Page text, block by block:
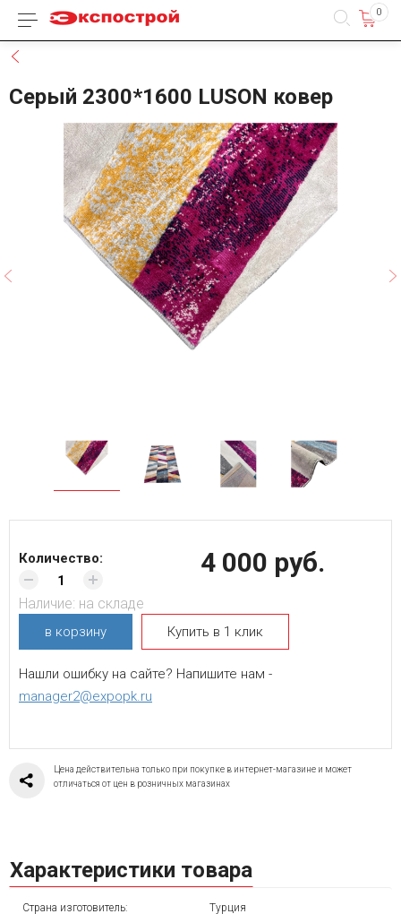
Каталог товаров 0
Серый 2300*1600 LUSON ковер
4 000 руб.
Количество:
Наличие: на складе
в корзину Купить в 1 клик
Нашли ошибку на сайте? Напишите нам -
manager2@expopk.ru
Цена действительна только при покупке в интернет-магазине и может
отличаться от цен в розничных магазинах
Характеристики товара
Страна изготовитель:
Турция